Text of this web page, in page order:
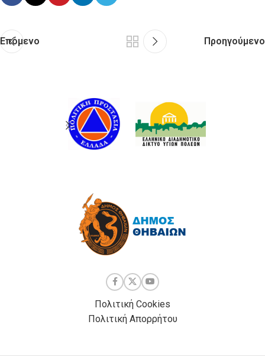
Επόμενο Προηγούμενο
Πολιτική Cookies
Πολιτική Απορρήτου